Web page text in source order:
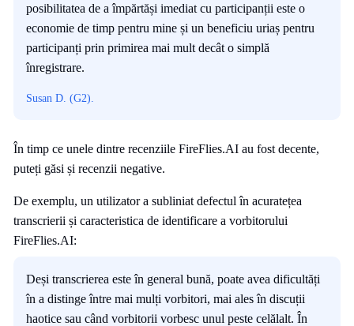
posibilitatea de a împărtăși imediat cu participanții este o
economie de timp pentru mine și un beneficiu uriaș pentru
participanți prin primirea mai mult decât o simplă
înregistrare.
Susan D. (G2).
În timp ce unele dintre recenziile FireFlies.AI au fost decente,
puteți găsi și recenzii negative.
De exemplu, un utilizator a subliniat defectul în acuratețea
transcrierii și caracteristica de identificare a vorbitorului
FireFlies.AI:
Deși transcrierea este în general bună, poate avea dificultăți
în a distinge între mai mulți vorbitori, mai ales în discuții
haotice sau când vorbitorii vorbesc unul peste celălalt. În